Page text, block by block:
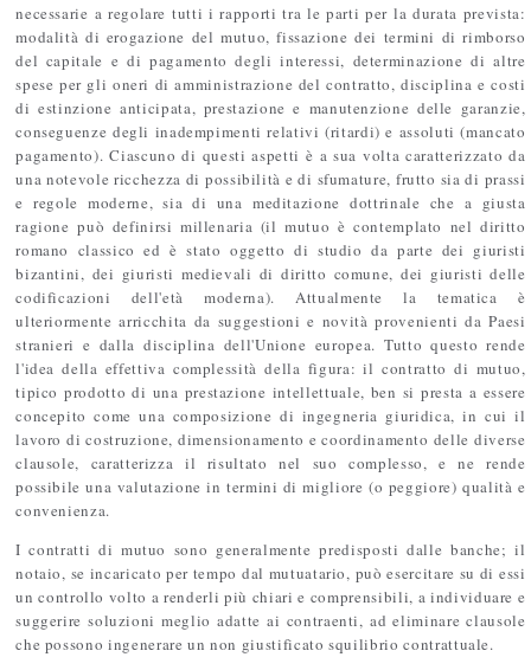
necessarie a regolare tutti i rapporti tra le parti per la durata prevista:
modalità di erogazione del mutuo, fissazione dei termini di rimborso
del capitale e di pagamento degli interessi, determinazione di altre
spese per gli oneri di amministrazione del contratto, disciplina e costi
di estinzione anticipata, prestazione e manutenzione delle garanzie,
conseguenze degli inadempimenti relativi (ritardi) e assoluti (mancato
pagamento). Ciascuno di questi aspetti è a sua volta caratterizzato da
una notevole ricchezza di possibilità e di sfumature, frutto sia di prassi
e regole moderne, sia di una meditazione dottrinale che a giusta
ragione può definirsi millenaria (il mutuo è contemplato nel diritto
romano classico ed è stato oggetto di studio da parte dei giuristi
bizantini, dei giuristi medievali di diritto comune, dei giuristi delle
codificazioni dell'età moderna). Attualmente la tematica è
ulteriormente arricchita da suggestioni e novità provenienti da Paesi
stranieri e dalla disciplina dell'Unione europea. Tutto questo rende
l'idea della effettiva complessità della figura: il contratto di mutuo,
tipico prodotto di una prestazione intellettuale, ben si presta a essere
concepito come una composizione di ingegneria giuridica, in cui il
lavoro di costruzione, dimensionamento e coordinamento delle diverse
clausole, caratterizza il risultato nel suo complesso, e ne rende
possibile una valutazione in termini di migliore (o peggiore) qualità e
convenienza.
I contratti di mutuo sono generalmente predisposti dalle banche; il
notaio, se incaricato per tempo dal mutuatario, può esercitare su di essi
un controllo volto a renderli più chiari e comprensibili, a individuare e
suggerire soluzioni meglio adatte ai contraenti, ad eliminare clausole
che possono ingenerare un non giustificato squilibrio contrattuale.